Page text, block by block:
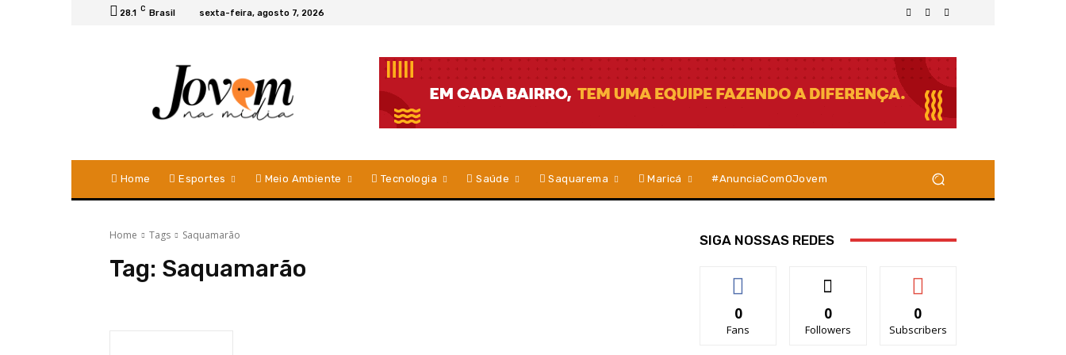
28.1 C Brasil sexta-feira, agosto 7, 2026
Home Esportes Meio Ambiente Tecnologia Saúde Saquarema Maricá #AnunciaComOJovem
Home Tags Saquamarão
Tag: Saquamarão
SIGA NOSSAS REDES
0
Fans
0
Followers
0
Subscribers